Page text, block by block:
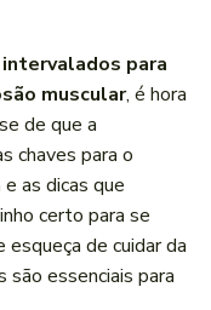
para
muscular, é hora
de que a
chaves para o
as dicas que
certo para se
de cuidar da
são essenciais para